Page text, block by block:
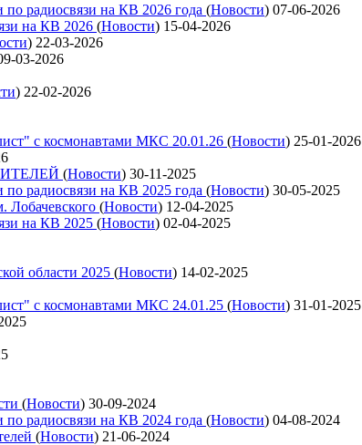
по радиосвязи на КВ 2026 года (Новости) 07-06-2026
на КВ 2026 (Новости) 15-04-2026
) 22-03-2026
03-2026
) 22-02-2026
с космонавтами МКС 20.01.26 (Новости) 25-01-2026
(Новости) 30-11-2025
по радиосвязи на КВ 2025 года (Новости) 30-05-2025
(Новости) 12-04-2025
на КВ 2025 (Новости) 02-04-2025
области 2025 (Новости) 14-02-2025
с космонавтами МКС 24.01.25 (Новости) 31-01-2025
(Новости) 30-09-2024
по радиосвязи на КВ 2024 года (Новости) 04-08-2024
(Новости) 21-06-2024